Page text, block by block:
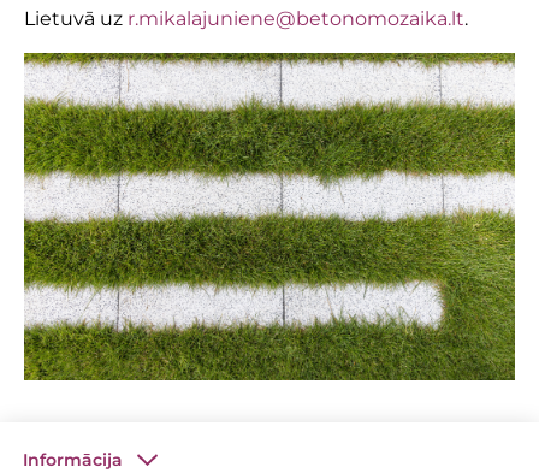
Lietuvā uz r.mikalajuniene@betonomozaika.lt.
Informācija